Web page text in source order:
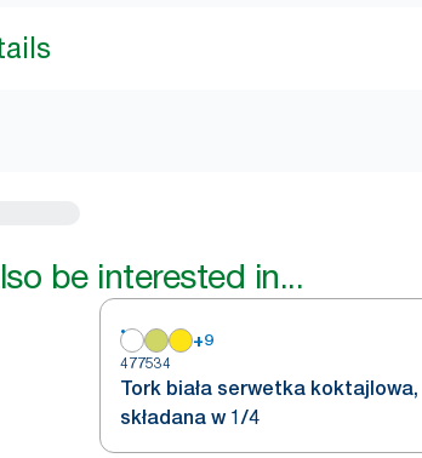
be interested in...
+9
477534
Tork biała serwetka koktajlowa,
składana w 1/4